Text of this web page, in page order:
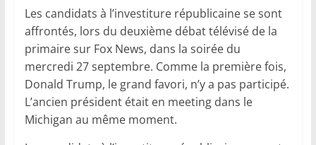
Les candidats à l’investiture républicaine se sont
affrontés, lors du deuxième débat télévisé de la
primaire sur Fox News, dans la soirée du
mercredi 27 septembre. Comme la première fois,
Donald Trump, le grand favori, n’y a pas participé.
L’ancien président était en meeting dans le
Michigan au même moment.